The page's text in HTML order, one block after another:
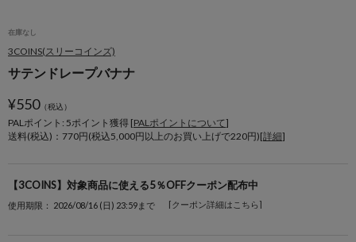
在庫なし
3COINS(スリーコインズ)
サテンドレープバナナ
¥550（税込）
PALポイント: 5ポイント獲得 [PALポイントについて]
送料(税込)：770円(税込5,000円以上のお買い上げで220円)[詳細]
【3COINS】対象商品に使える5％OFFクーポン配布中
使用期限： 2026/08/16 (日) 23:59まで [クーポン詳細はこちら]